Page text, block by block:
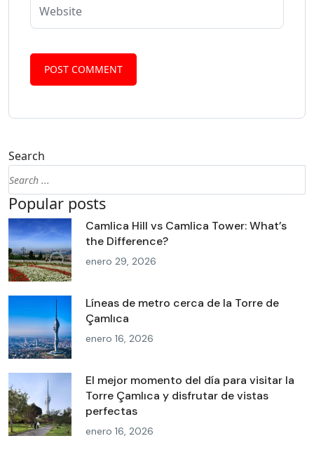
Search
Popular posts
Camlica Hill vs Camlica Tower: What’s
the Difference?
enero 29, 2026
Líneas de metro cerca de la Torre de
Çamlıca
enero 16, 2026
El mejor momento del día para visitar la
Torre Çamlıca y disfrutar de vistas
perfectas
enero 16, 2026